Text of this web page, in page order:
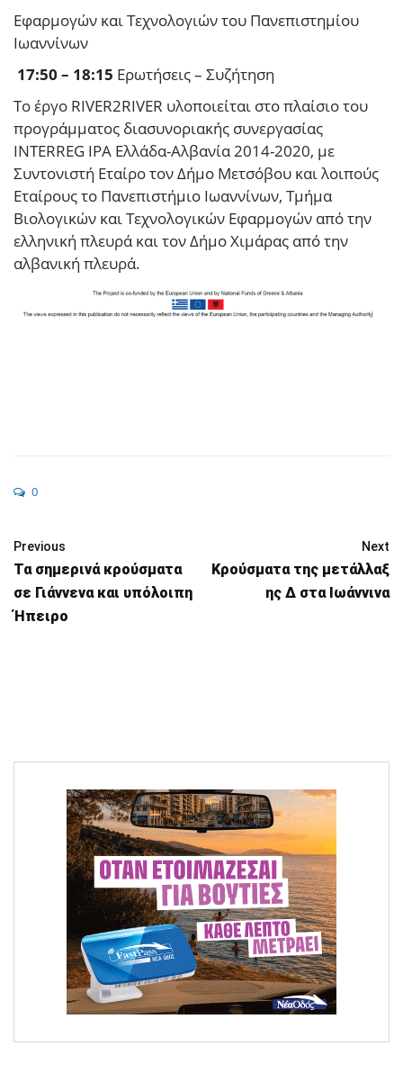
Εφαρμογών και Τεχνολογιών του Πανεπιστημίου
Ιωαννίνων
17:50 – 18:15 Ερωτήσεις – Συζήτηση
Το έργο RIVER2RIVER υλοποιείται στο πλαίσιο του
προγράμματος διασυνοριακής συνεργασίας
INTERREG IPA Ελλάδα-Αλβανία 2014-2020, με
Συντονιστή Εταίρο τον Δήμο Μετσόβου και λοιπούς
Εταίρους το Πανεπιστήμιο Ιωαννίνων, Τμήμα
Βιολογικών και Τεχνολογικών Εφαρμογών από την
ελληνική πλευρά και τον Δήμο Χιμάρας από την
αλβανική πλευρά.
0
Previous
Τα σημερινά κρούσματα
σε Γιάννενα και υπόλοιπη
Ήπειρο
Next
Κρούσματα της μετάλλαξ
ης Δ στα Ιωάννινα